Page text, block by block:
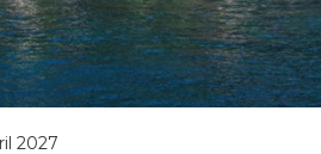
2027